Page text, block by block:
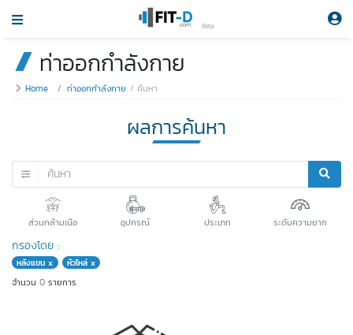
Beta
ท่าออกกำลังกาย
Home ท่าออกกำลังกาย ค้นหา
ผลการค้นหา
ส่วนกล้ามเนือ อุปกรณ์ ประเภท ระดับความยาก
กรองโดย :
หลังแขน x
หัวไหล่ x
จำนวน 0 รายการ